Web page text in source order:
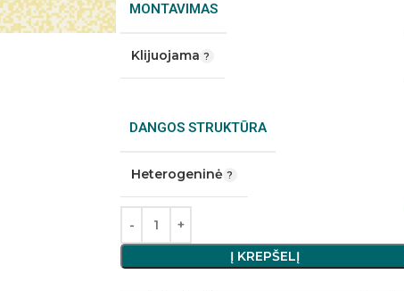
MONTAVIMAS
Klijuojama
DANGOS STRUKTŪRA
Heterogeninė
Į KREPŠELĮ